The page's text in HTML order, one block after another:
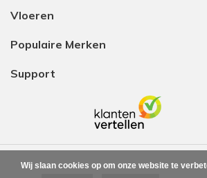
Vloeren
Populaire Merken
Support
Wij slaan cookies op om onze website te